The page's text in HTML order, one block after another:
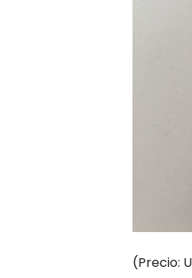
(Precio: